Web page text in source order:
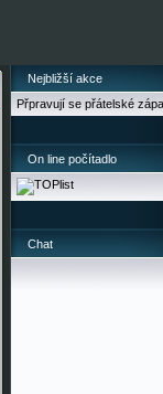
Nejbližší akce
Přpravují se přátelské
On line počítadlo
Chat